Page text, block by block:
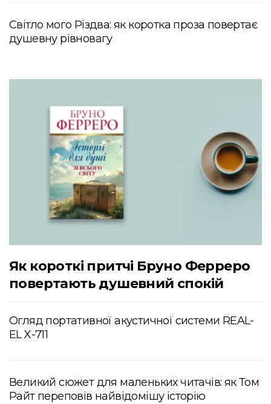
Світло мого Різдва: як коротка проза повертає
душевну рівновагу
Як короткі притчі Бруно Ферреро
повертають душевний спокій
Огляд портативної акустичної системи REAL-
EL X-711
Великий сюжет для маленьких читачів: як Том
Райт переповів найвідомішу історію